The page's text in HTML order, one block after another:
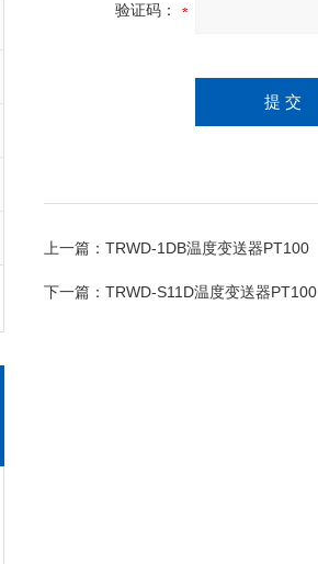
验证码：
上一篇： TRWD-1DB温度变送器PT100
下一篇： TRWD-S11D温度变送器PT100